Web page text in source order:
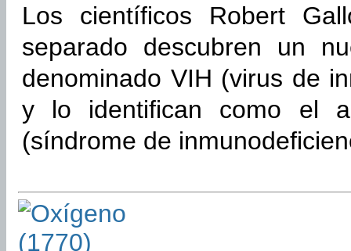
Los científicos Robert
separado descubren un
denominado VIH (virus de
y lo identifican como el
(síndrome de